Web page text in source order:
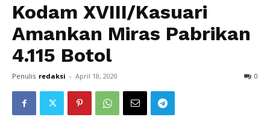
Kodam XVIII/Kasuari
Amankan Miras Pabrikan
4.115 Botol
Penulis redaksi - April 18, 2020 0